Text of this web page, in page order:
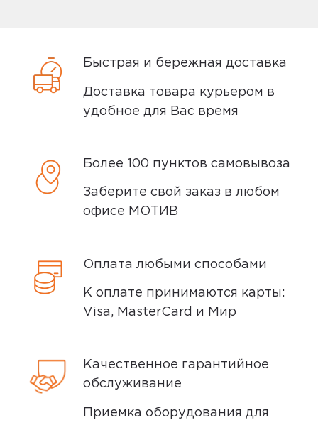
ребëнок доволен, игры грузятся,
офисы работают
всë работает,
5,0
26 мая 2025, 21:28
семье три телефона tecno,
недостатков за два года пользования
не обнаружил
некоторые виды товаров под
собственными марками.
Дополнительные вопросы вы можете
Быстрая и бережная доставка
Доставка товара курьером в
удобное для Вас время
Более 100 пунктов самовывоза
Заберите свой заказ в любом
офисе МОТИВ
Оплата любыми способами
К оплате принимаются карты:
Visa, MasterCard и Мир
Качественное гарантийное
обслуживание
Приемка оборудования для